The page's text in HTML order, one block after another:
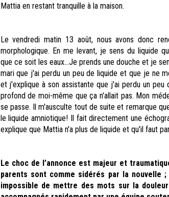
Mattia en restant tranquille à la maison.
Le vendredi matin 13 août, nous avons donc
morphologique. En me levant, je sens du liquide
que ce soit les eaux...Je prends une douche et je
mari que j'ai perdu un peu de liquide et que je ne
et j'explique à son assistante que j'ai perdu un
profond de moi-même que ça n'allait pas. Mon
se passe. Il m'ausculte tout de suite et remarque
le liquide amniotique! Il fait directement une
explique que Mattia n'a plus de liquide et qu'il faut
Le choc de l’annonce est majeur et
parents sont comme sidérés par la nouvelle
impossible de mettre des mots sur la douleur